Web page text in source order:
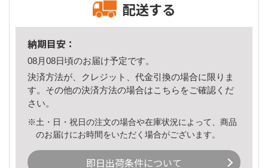
配送する
納期目安：
08月08日頃のお届け予定です。
決済方法が、クレジット、代金引換の場合に限りま
す。その他の決済方法の場合はこちら をご確認くだ
さい。
※土・日・祝日の注文の場合や在庫状況によって、商品
のお届けにお時間をいただく場合がございます。
即日出荷条件について